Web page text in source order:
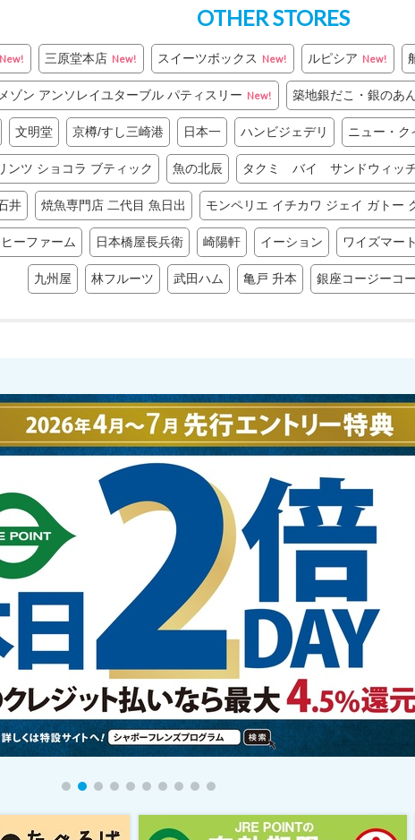
OTHER STORES
New! 三原堂本店 New! スイーツボックス New! ルピシア New!
ゾン アンソレイユターブル パティスリー New! 築地銀だこ・銀のあ
文明堂 京樽/すし三崎港 日本一 ハンビジェデリ ニュー・ク
ンツ ショコラ ブティック 魚の北辰 タクミ バイ サンドウィッ
井 焼魚専門店 二代目 魚日出 モンペリエ イチカワ ジェイ ガトー
ーファーム 日本橋屋長兵衛 崎陽軒 イーション ワイズマート
九州屋 林フルーツ 武田ハム 亀戸 升本 銀座コージーコ